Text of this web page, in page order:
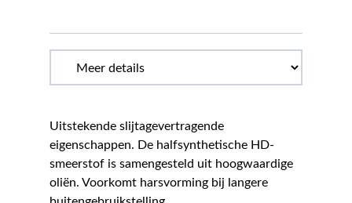
Uitstekende slijtagevertragende
eigenschappen. De halfsynthetische HD-
smeerstof is samengesteld uit hoogwaardige
oliën. Voorkomt harsvorming bij langere